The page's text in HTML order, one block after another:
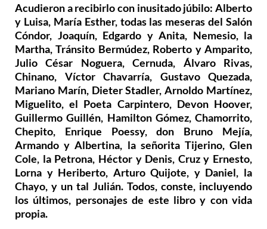
Acudieron a recibirlo con inusitado júbilo: Alberto
y Luisa, María Esther, todas las meseras del Salón
Cóndor, Joaquín, Edgardo y Anita, Nemesio, la
Martha, Tránsito Bermúdez, Roberto y Amparito,
Julio César Noguera, Cernuda, Álvaro Rivas,
Chinano, Víctor Chavarría, Gustavo Quezada,
Mariano Marín, Dieter Stadler, Arnoldo Martínez,
Miguelito, el Poeta Carpintero, Devon Hoover,
Guillermo Guillén, Hamilton Gómez, Chamorrito,
Chepito, Enrique Poessy, don Bruno Mejía,
Armando y Albertina, la señorita Tijerino, Glen
Cole, la Petrona, Héctor y Denis, Cruz y Ernesto,
Lorna y Heriberto, Arturo Quijote, y Daniel, la
Chayo, y un tal Julián. Todos, conste, incluyendo
los últimos, personajes de este libro y con vida
propia.